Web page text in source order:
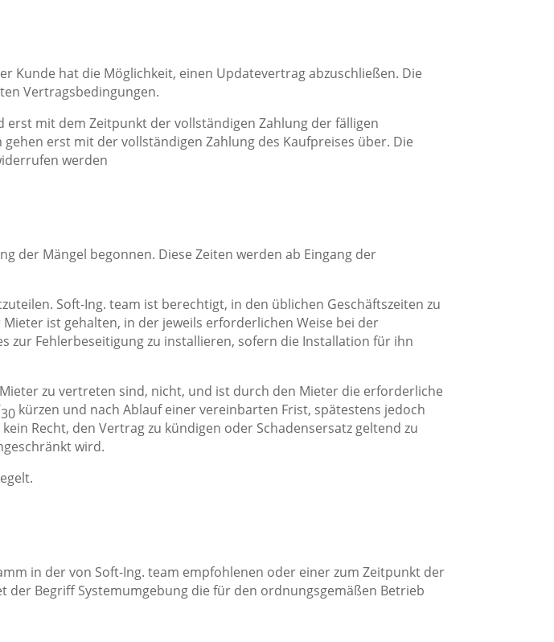
Kunde hat die Möglichkeit, einen Updatevertrag abzuschließen. Die
Vertragsbedingungen.
mit dem Zeitpunkt der vollständigen Zahlung der fälligen
erst mit der vollständigen Zahlung des Kaufpreises über. Die
werden
der Mängel begonnen. Diese Zeiten werden ab Eingang der
Soft-Ing. team ist berechtigt, in den üblichen Geschäftszeiten zu
ist gehalten, in der jeweils erforderlichen Weise bei der
zur Fehlerbeseitigung zu installieren, sofern die Installation für ihn
zu vertreten sind, nicht, und ist durch den Mieter die erforderliche
30 kürzen und nach Ablauf einer vereinbarten Frist, spätestens jedoch
Recht, den Vertrag zu kündigen oder Schadensersatz geltend zu
wird.
in der von Soft-Ing. team empfohlenen oder einer zum Zeitpunkt der
der Begriff Systemumgebung die für den ordnungsgemäßen Betrieb